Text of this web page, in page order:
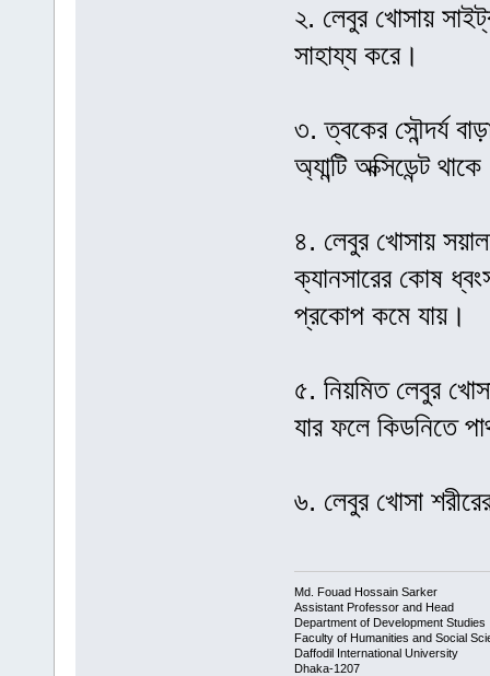
২. লেবুর খোসায়
সাহায্য করে।
৩. ত্বকের সৌন্দর্য
অ্যান্টি অক্সিডেন্ট
৪. লেবুর খোসায়
ক্যানসারের কোষ
প্রকোপ কমে যায়।
৫. নিয়মিত লেবুর
যার ফলে কিডনিতে
৬. লেবুর খোসা
Md. Fouad Hossain Sarker
Assistant Professor and Head
Department of Development Studies
Faculty of Humanities and Social
Daffodil International University
Dhaka-1207